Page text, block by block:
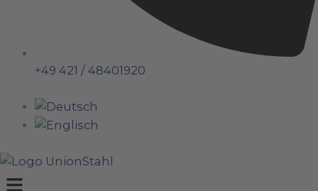
+49 421 / 48401920
Menü